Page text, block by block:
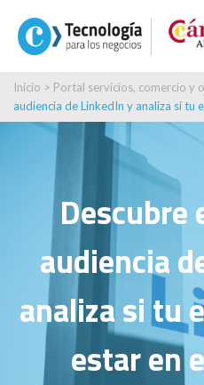
Inicio > Portal servicios, comercio y
audiencia de LinkedIn y analiza si tu
Descubre
audiencia
analiza si tu
estar en